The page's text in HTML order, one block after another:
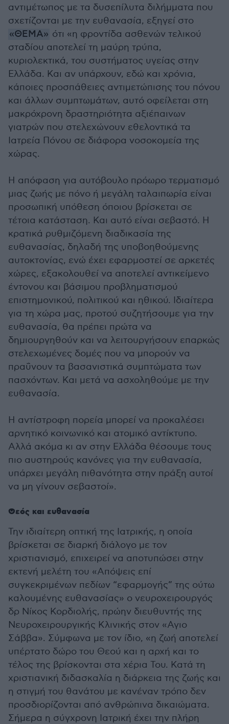
αντιμέτωπος με τα δυσεπίλυτα διλήμματα που
σχετίζονται με την ευθανασία, εξηγεί στο
«ΘΕΜΑ» ότι «η φροντίδα ασθενών τελικού
σταδίου αποτελεί τη μαύρη τρύπα,
κυριολεκτικά, του συστήματος υγείας στην
Ελλάδα. Και αν υπάρχουν, εδώ και χρόνια,
κάποιες προσπάθειες αντιμετώπισης του πόνου
και άλλων συμπτωμάτων, αυτό οφείλεται στη
μακρόχρονη δραστηριότητα αξιέπαινων
γιατρών που στελεχώνουν εθελοντικά τα
Ιατρεία Πόνου σε διάφορα νοσοκομεία της
χώρας.
Η απόφαση για αυτόβουλο πρόωρο τερματισμό
μιας ζωής με πόνο ή μεγάλη ταλαιπωρία είναι
προσωπική υπόθεση όποιου βρίσκεται σε
τέτοια κατάσταση. Και αυτό είναι σεβαστό. Η
κρατικά ρυθμιζόμενη διαδικασία της
ευθανασίας, δηλαδή της υποβοηθούμενης
αυτοκτονίας, ενώ έχει εφαρμοστεί σε αρκετές
χώρες, εξακολουθεί να αποτελεί αντικείμενο
έντονου και βάσιμου προβληματισμού
επιστημονικού, πολιτικού και ηθικού. Ιδιαίτερα
για τη χώρα μας, προτού συζητήσουμε για την
ευθανασία, θα πρέπει πρώτα να
δημιουργηθούν και να λειτουργήσουν επαρκώς
στελεχωμένες δομές που να μπορούν να
πραΰνουν τα βασανιστικά συμπτώματα των
πασχόντων. Και μετά να ασχοληθούμε με την
ευθανασία.
Η αντίστροφη πορεία μπορεί να προκαλέσει
αρνητικό κοινωνικό και ατομικό αντίκτυπο.
Αλλά ακόμα κι αν στην Ελλάδα θέσουμε τους
πιο αυστηρούς κανόνες για την ευθανασία,
υπάρχει μεγάλη πιθανότητα στην πράξη αυτοί
να μη γίνουν σεβαστοί».
Θεός και ευθανασία
Την ιδιαίτερη οπτική της Ιατρικής, η οποία
βρίσκεται σε διαρκή διάλογο με τον
χριστιανισμό, επιχειρεί να αποτυπώσει στην
εκτενή μελέτη του «Απόψεις επί
συγκεκριμένων πεδίων “εφαρμογής” της ούτω
καλουμένης ευθανασίας» ο νευροχειρουργός
δρ Νίκος Κορδιολής, πρώην διευθυντής της
Νευροχειρουργικής Κλινικής στον «Αγιο
Σάββα». Σύμφωνα με τον ίδιο, «η ζωή αποτελεί
υπέρτατο δώρο του Θεού και η αρχή και το
τέλος της βρίσκονται στα χέρια Του. Κατά τη
χριστιανική διδασκαλία η διάρκεια της ζωής και
η στιγμή του θανάτου με κανέναν τρόπο δεν
προσδιορίζονται από ανθρώπινα δικαιώματα.
Σήμερα η σύγχρονη Ιατρική έχει την πλήρη